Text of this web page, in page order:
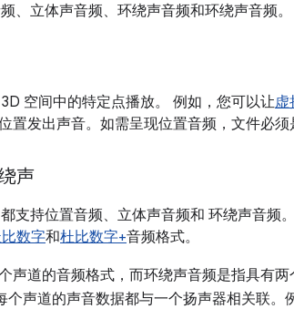
、立体声音频、环绕声音频和环绕声音频。
空间中的特定点播放。 例如，您可以让虚
置发出声音。如需呈现位置音频，文件必须
声
都支持位置音频、立体声音频和 环绕声音频
数字和杜比数字+音频格式。
声道的音频格式，而环绕声音频是指具有
个声道的声音数据都与一个扬声器相关联